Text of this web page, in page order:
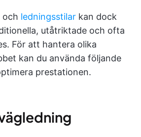
och ledningsstilar kan dock
utåtriktade och ofta
För att hantera olika
kan du använda följande
prestationen.